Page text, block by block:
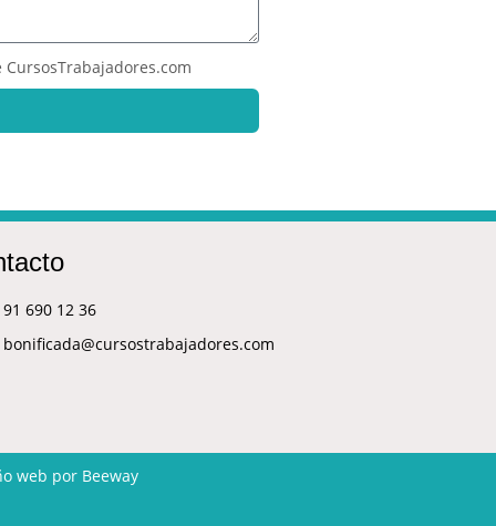
CursosTrabajadores.com
91 690 12 36
bonificada@cursostrabajadores.com
web por Beeway